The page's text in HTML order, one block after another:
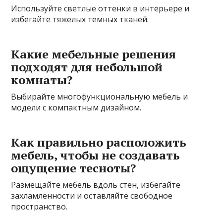
Используйте светлые оттенки в интерьере и
избегайте тяжелых темных тканей.
Какие мебельные решения
подходят для небольшой
комнаты?
Выбирайте многофункциональную мебель и
модели с компактным дизайном.
Как правильно расположить
мебель, чтобы не создавать
ощущение тесноты?
Размещайте мебель вдоль стен, избегайте
захламленности и оставляйте свободное
пространство.